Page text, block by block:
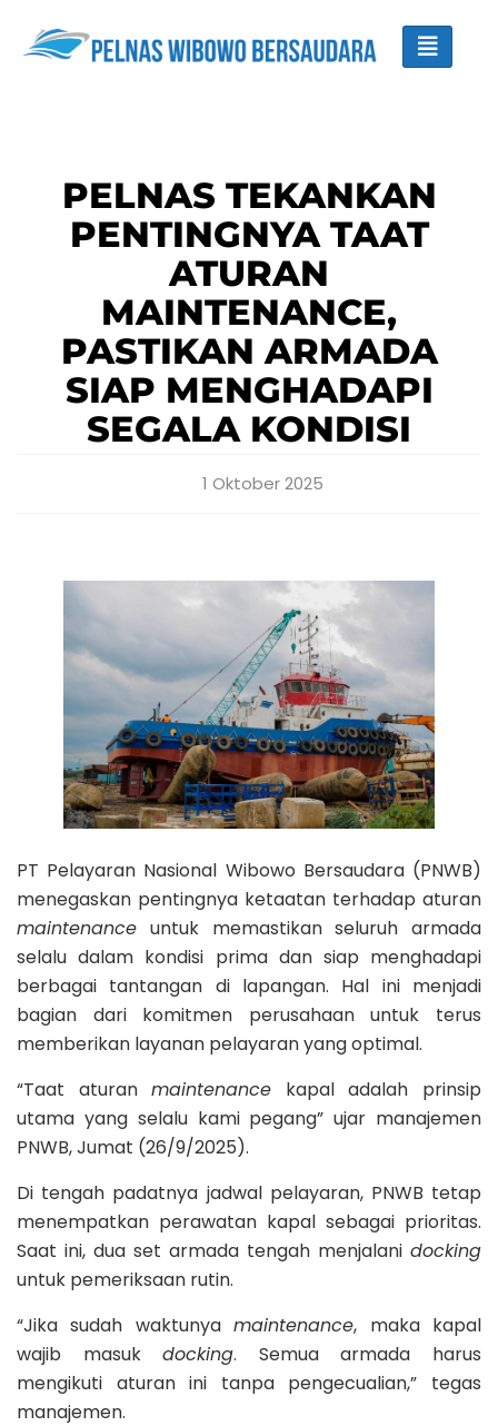
PELNAS TEKANKAN
PENTINGNYA TAAT
ATURAN
MAINTENANCE,
PASTIKAN ARMADA
SIAP MENGHADAPI
SEGALA KONDISI
1 Oktober 2025
PT Pelayaran Nasional Wibowo Bersaudara (PNWB)
menegaskan pentingnya ketaatan terhadap aturan
maintenance untuk memastikan seluruh armada
selalu dalam kondisi prima dan siap menghadapi
berbagai tantangan di lapangan. Hal ini menjadi
bagian dari komitmen perusahaan untuk terus
memberikan layanan pelayaran yang optimal.
“Taat aturanmaintenance kapal adalah prinsip
utama yang selalu kami pegang” ujar manajemen
PNWB, Jumat (26/9/2025).
Di tengah padatnya jadwal pelayaran, PNWB tetap
menempatkan perawatan kapal sebagai prioritas.
Saat ini, dua set armada tengah menjalani docking
untuk pemeriksaan rutin.
“Jika sudah waktunyamaintenance, maka kapal
wajib masukdocking. Semua armada harus
mengikuti aturan ini tanpa pengecualian,” tegas
manajemen.